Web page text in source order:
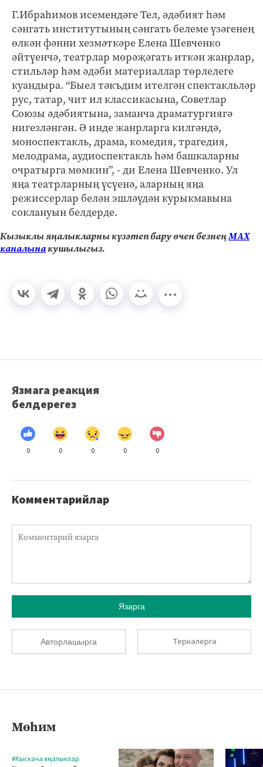
Г.Ибраһимов исемендәге Тел, әдәбият һәм
сәнгать институтының сәнгать белеме үзәгенең
өлкән фәнни хезмәткәре Елена Шевченко
әйтүенчә, театрлар мөрәҗәгать иткән жанрлар,
стильләр һәм әдәби материаллар төрлелеге
куандыра. “Быел тәкъдим ителгән спектакльләр
рус, татар, чит ил классикасына, Советлар
Союзы әдәбиятына, заманча драматургиягә
нигезләнгән. Ә инде жанрларга килгәндә,
моноспектакль, драма, комедия, трагедия,
мелодрама, аудиоспектакль һәм башкаларны
очратырга мөмкин”, - ди Елена Шевченко. Ул
яңа театрларның үсүенә, аларның яңа
режиссерлар белән эшләүдән курыкмавына
соклануын белдерде.
Кызыклы яңалыкларны күзәтеп бару өчен безнеңМАХ
каналынакушылыгыз.
Язмага реакция
белдерегез
0 0 0 0 0
Комментарийлар
Язарга
Авторлашырга Теркәлергә
Мөһим
#Кыскача яңалыклар